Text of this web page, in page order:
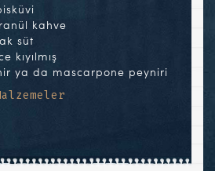
kahve
süt
kıyılmış
ya da mascarpone peyniri